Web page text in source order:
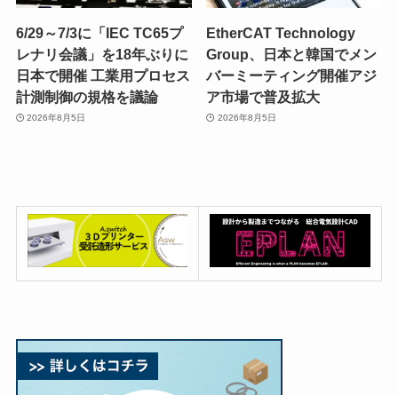
6/29～7/3に「IEC TC65プ
レナリ会議」を18年ぶりに
日本で開催 工業用プロセス
計測制御の規格を議論
2026年8月5日
EtherCAT Technology
Group、日本と韓国でメン
バーミーティング開催アジ
ア市場で普及拡大
2026年8月5日